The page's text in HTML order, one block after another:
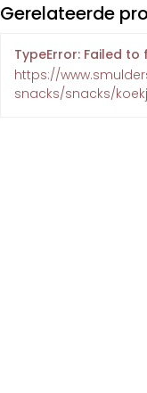
Gerelateerde
TypeError: Failed to
https://
snacks/snacks/